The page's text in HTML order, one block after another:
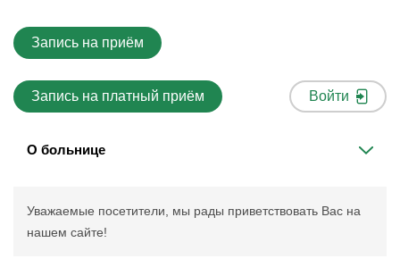
Запись на приём
Запись на платный приём Войти
О больнице
Уважаемые посетители, мы рады приветствовать Вас на
нашем сайте!